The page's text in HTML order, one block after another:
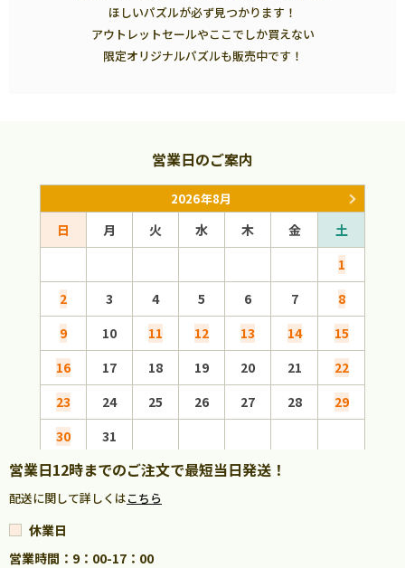
ほしいパズルが必ず見つかります！
アウトレットセールやここでしか買えない
限定オリジナルパズルも販売中です！
営業日のご案内
2026年8月
日 月 火 水 木 金
土
1
2
3 4 5 6 7
8
9
10 11 12 13 14
15
16
17 18 19 20 21
22
23
24 25 26 27 28
29
30
31
営業日12時までのご注文で最短当日発送！
配送に関して詳しくはこちら
休業日
営業時間：9：00-17：00